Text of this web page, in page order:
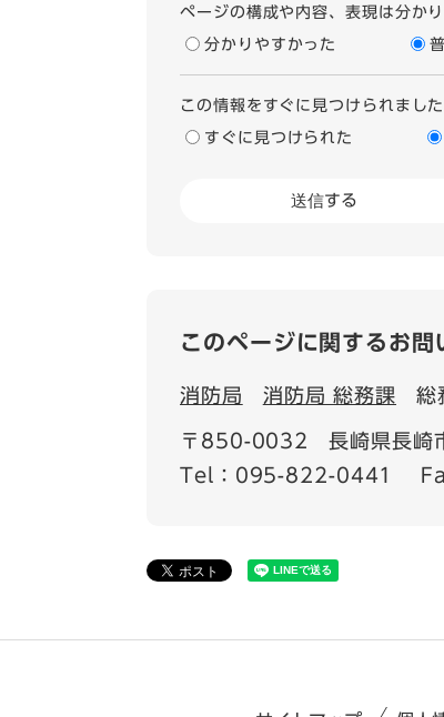
ページの構成や内容、表現は分か
分かりやすかった
この情報をすぐに見つけられました
すぐに見つけられた
このページに関するお問
消防局 消防局 総務課 総
〒850-0032
長崎県長崎
Tel：095-822-0441